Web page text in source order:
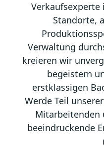
Verkaufsexperte
Standorte,
Verwaltung
kreieren wir
begeistern
erstklassigen
Werde Teil
Mitarbeitenden
beeindruckende